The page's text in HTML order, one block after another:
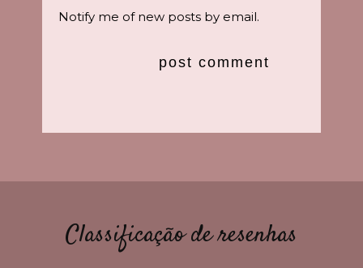
Notify me of new posts by email.
Classificação de resenhas